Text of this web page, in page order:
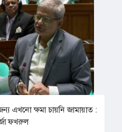
এখনো ক্ষমা চায়নি জামায়াত :
ফখরুল